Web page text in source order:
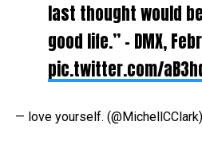
last thought would
good life.” – DMX,
pic.twitter.com/
— love yourself. (@MichellCClark)